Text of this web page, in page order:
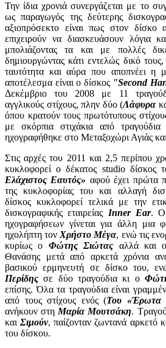
Την ίδια χρονιά συνεργάζεται με το
ως παραγωγός της δεύτερης
αξιοπρόσεκτο είναι πως στον δίσκο
επιχειρούν να διασκευάσουν λόγια
μπολιάζοντας τα και με πολλές
δημιουργώντας κάτι εντελώς δικό
ταυτότητα και αύρα που αποπνέει
αποτέλεσμα είναι ο δίσκος "Second
Δεκέμβριο του 2008 με 11
αγγλικούς στίχους, πλην δύο (Λάφυρα
όπου κρατούν τους πρωτότυπους
με σκόρπια στιχάκια από
ηχογραφήθηκε στο Μεταξοχώρι Αγιάς
Στις αρχές του 2011 και 2,5 περίπου
κυκλοφορεί ο δέκατος studio δίσκος
Ελάχιστος Εαυτός» αφού έχει πρώτα
της κυκλοφορίας του και αλλαγή
δίσκος κυκλοφορεί τελικά με την
δισκογραφικής εταιρείας Inner Ear. Ο
ηχογραφήσεων γίνεται για άλλη μια
ηχολήπτη τον Χρήστο Μέγα, ενώ τις
κυρίως ο Φώτης Σιώτας αλλά και
Θανάσης μετά από αρκετά χρόνια
βασικού ερμηνευτή σε δίσκο του,
Περίδης σε δύο τραγούδια κι ο
επίσης. Όλα τα τραγούδια είναι
από τους στίχους ενός (Του «Έρωτα
ανήκουν στη Μαρία Μουτσάκη.
καιΣιμούν, παίζονταν ζωντανά αρκετό
του δίσκου.